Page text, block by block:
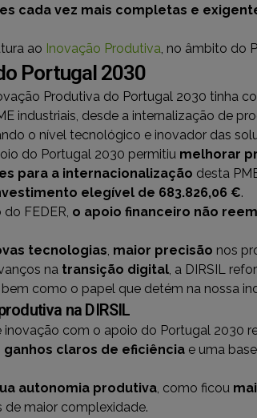
cada vez mais completas e
ao Inovação Produtiva, no âmbito do
Portugal 2030
Produtiva do Portugal 2030 tinha
industriais, desde a internalização de
o nível tecnológico e inovador das
do Portugal 2030 permitiu melhorar
para a internacionalização desta
elegível de 683.826,06 €.
FEDER, o apoio financeiro não
tecnologias, maior precisão nos
na transição digital, a DIRSIL
como o papel que detém na nossa
na DIRSIL
com o apoio do Portugal 2030
ganhos claros de eficiência e uma
autonomia produtiva, como ficou
de maior complexidade.